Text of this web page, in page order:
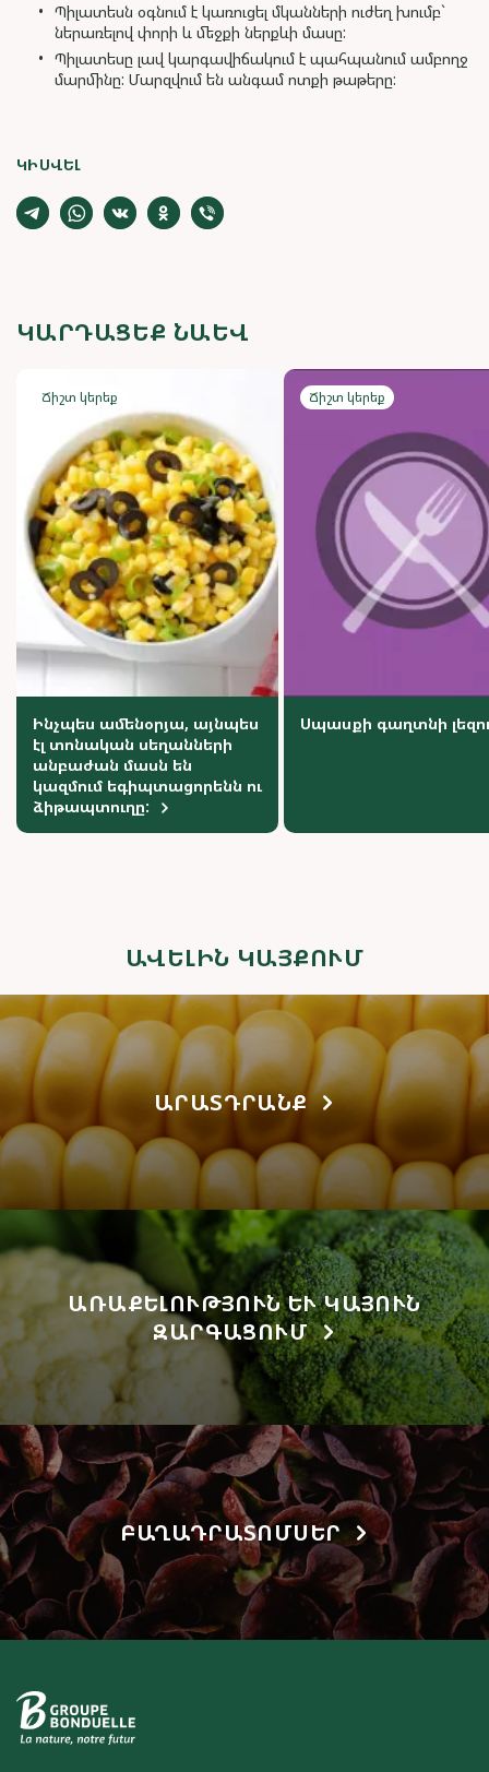
Պիլատեսն օգնում է կառուցել մկանների ուժեղ խումբ`
ներառելով փորի և մեջքի ներքևի մասը:
Պիլատեսը լավ կարգավիճակում է պահպանում ամբողջ
մարմինը: Մարզվում են անգամ ոտքի թաթերը:
ԿԻՍՎԵԼ
ԿԱՐԴԱՑԵՔ ՆԱԵՎ
Ճիշտ կերեք
Ինչպես ամենօրյա, այնպես
էլ տոնական սեղանների
անբաժան մասն են
կազմում եգիպտացորենն ու
ձիթապտուղը:
Ճիշտ կերեք
Սպասքի գաղտնի
ԱՎԵԼԻՆ ԿԱՅՔՈՒՄ
ԱՐԱՏԴՐԱՆՔ
ԱՌԱՔԵԼՈՒԹՅՈՒՆ ԵՒ ԿԱՅՈՒՆ Զ
ԱՐԳԱՑՈՒՄ
ԲԱՂԱԴՐԱՏՈՄՍԵՐ